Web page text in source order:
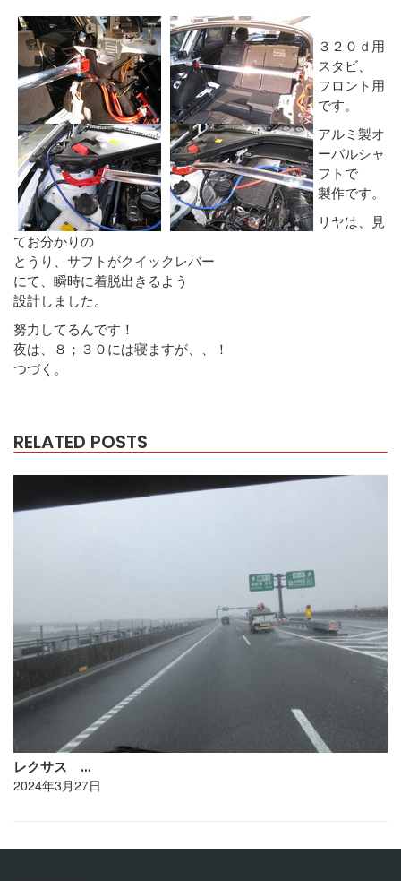
３２０ｄ用
スタビ、
フロント用
です。
アルミ製オ
ーバルシャ
フトで
製作です。
リヤは、見
てお分かりの
とうり、サフトがクイックレバー
にて、瞬時に着脱出きるよう
設計しました。
努力してるんです！
夜は、８；３０には寝ますが、、！
つづく。
RELATED POSTS
レクサス …
2024年3月27日